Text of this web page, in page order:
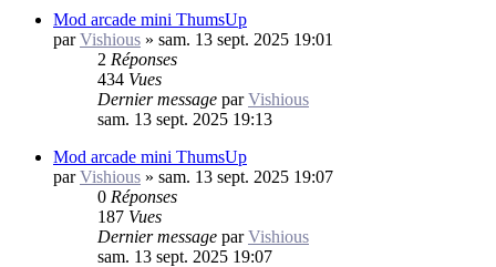
Mod arcade mini ThumsUp
parVishious » sam. 13 sept. 2025 19:01
2 Réponses
434 Vues
Dernier message parVishious
sam. 13 sept. 2025 19:13
Mod arcade mini ThumsUp
parVishious » sam. 13 sept. 2025 19:07
0 Réponses
187 Vues
Dernier message parVishious
sam. 13 sept. 2025 19:07